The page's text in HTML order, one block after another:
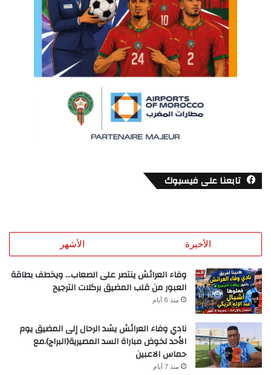
تابعنا على فيسبوك
الأخيرة الأشهر
وفاء العرائش ينتصر على الصعاب… ويخطف بطاقة
العبور من قلب المضيق بركلات الترجيح
منذ 6 أيام
نادي وفاء العرائش يشد الرحال إلى المضيق يوم
الأحد لخوض مباراة السد المصيرية(البراج).مع
حماس الاعبين
منذ 7 أيام